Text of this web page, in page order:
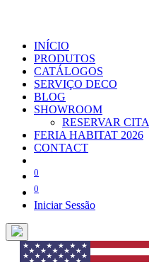
INÍCIO
PRODUTOS
CATÁLOGOS
SERVIÇO DECO
BLOG
SHOWROOM
RESERVAR CITA
FERIA HABITAT 2026
CONTACT
0
0
Iniciar Sessão